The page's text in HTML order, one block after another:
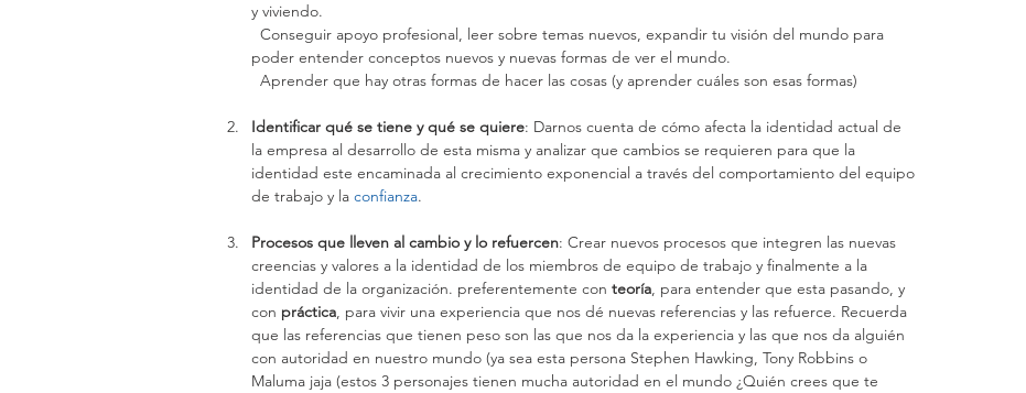
y viviendo.
poder entender conceptos nuevos y nuevas formas de ver el mundo.
  Aprender que hay otras formas de hacer las cosas (y aprender cuáles son esas formas)
Identificar qué se tiene y qué se quiere: Darnos cuenta de cómo afecta la identidad actual de
la empresa al desarrollo de esta misma y analizar que cambios se requieren para que la
identidad este encaminada al crecimiento exponencial a través del comportamiento del equipo
de trabajo y la confianza.
Procesos que lleven al cambio y lo refuercen: Crear nuevos procesos que integren las nuevas
creencias y valores a la identidad de los miembros de equipo de trabajo y finalmente a la
identidad de la organización. preferentemente con teoría, para entender que esta pasando, y
con práctica, para vivir una experiencia que nos dé nuevas referencias y las refuerce. Recuerda
que las referencias que tienen peso son las que nos da la experiencia y las que nos da alguién
con autoridad en nuestro mundo (ya sea esta persona Stephen Hawking, Tony Robbins o
Maluma jaja (estos 3 personajes tienen mucha autoridad en el mundo ¿Quién crees que te